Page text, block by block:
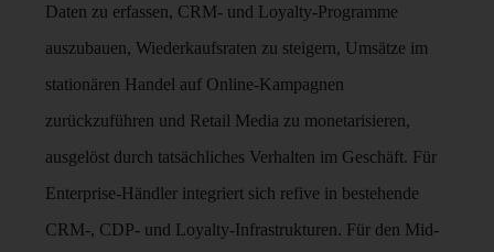
Daten zu erfassen, CRM- und Loyalty-Programme
auszubauen, Wiederkaufsraten zu steigern, Umsätze im
stationären Handel auf Online-Kampagnen
zurückzuführen und Retail Media zu monetarisieren,
ausgelöst durch tatsächliches Verhalten im Geschäft. Für
Enterprise-Händler integriert sich refive in bestehende
CRM-, CDP- und Loyalty-Infrastrukturen. Für den Mid-